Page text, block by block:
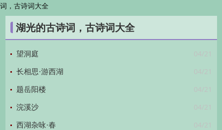
代古诗词/金朝古诗词/元代古诗词/明代古诗词
/清代古诗词/近现代古诗词
鉴赏/古诗下一句/古诗上一句/
词，古诗词大全
湖光的古诗词，古诗词大全
04/21
望洞庭
04/21
长相思·游西湖
04/21
题岳阳楼
04/21
浣溪沙
04/21
西湖杂咏·春